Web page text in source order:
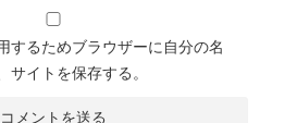
するためブラウザーに自分の名
サイトを保存する。